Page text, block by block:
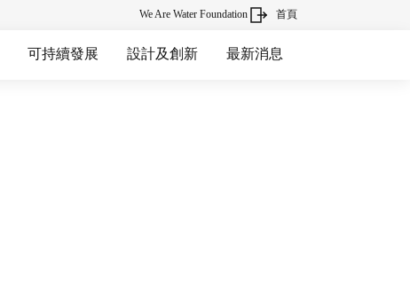
We Are Water Foundation 首頁
可持續發展 設計及創新 最新消息